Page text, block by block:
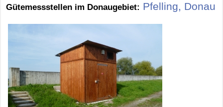
Gütemessstellen im Donaugebiet: Pfelling, Donau